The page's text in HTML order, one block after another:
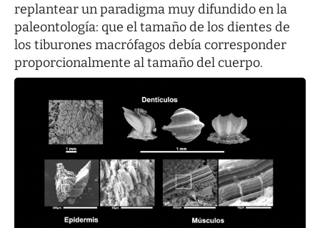
replantear un paradigma muy difundido en la
paleontología: que el tamaño de los dientes de
los tiburones macrófagos debía corresponder
proporcionalmente al tamaño del cuerpo.